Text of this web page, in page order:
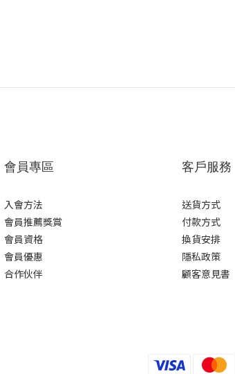
會員專區
入會方法
會員推薦獎賞
會員資格
會員優惠
合作伙伴
客戶服務
送貨方式
付款方式
換貨安排
隱私政策
顧客意見書